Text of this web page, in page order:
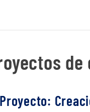
Proyecto: